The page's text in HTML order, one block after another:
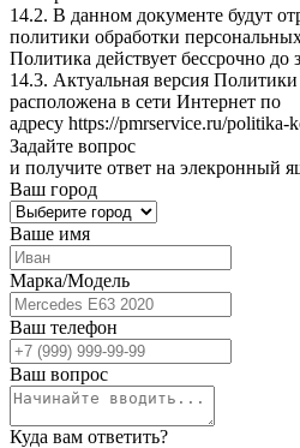
14.2. В данном документе будут
политики обработки
Политика действует бессрочно до
14.3. Актуальная версия
расположена в сети Интернет по
адресу https://pmrservice.ru/politika-
Задайте вопрос
и получите ответ на элекронный
Ваш город
Ваше имя
Марка/Модель
Ваш телефон
Ваш вопрос
Куда вам ответить?